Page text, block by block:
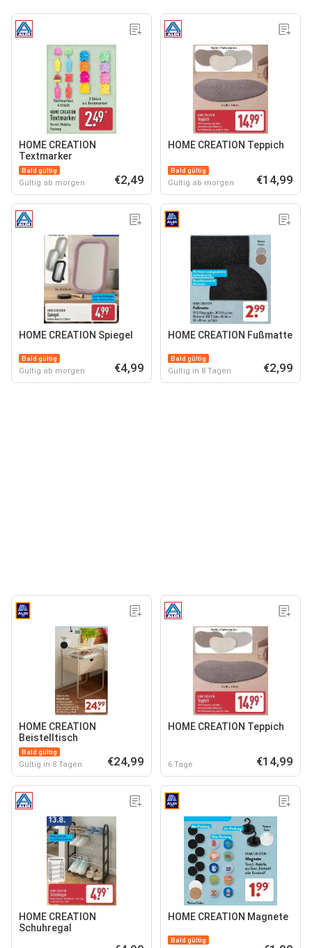
HOME CREATION
Textmarker
Bald gültig
Gültig ab morgen €2,49
HOME CREATION Teppich
Bald gültig
Gültig ab morgen €14,99
HOME CREATION Spiegel
Bald gültig
Gültig ab morgen €4,99
HOME CREATION Fußmatte
Bald gültig
Gültig in 8 Tagen €2,99
HOME CREATION
Beistelltisch
Bald gültig
Gültig in 8 Tagen €24,99
HOME CREATION Teppich
6 Tage €14,99
HOME CREATION
Schuhregal
HOME CREATION Magnete
Bald gültig